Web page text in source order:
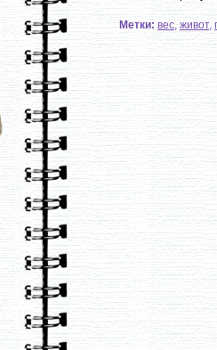
Метки: вес, живот,